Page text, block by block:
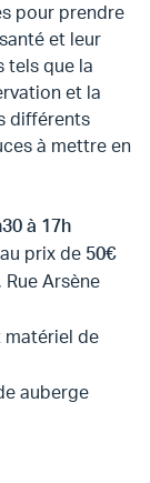
pour prendre
et leur
tels que la
et la
différents
à mettre en
à 17h
prix de 50€
, Rue Arsène
matériel de
auberge